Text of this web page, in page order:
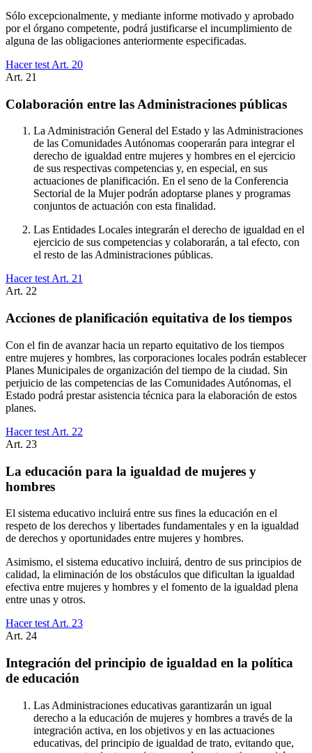
Sólo excepcionalmente, y mediante informe motivado y aprobado
por el órgano competente, podrá justificarse el incumplimiento de
alguna de las obligaciones anteriormente especificadas.
Hacer test Art. 20
Art. 21
Colaboración entre las Administraciones públicas
La Administración General del Estado y las Administraciones
de las Comunidades Autónomas cooperarán para integrar el
derecho de igualdad entre mujeres y hombres en el ejercicio
de sus respectivas competencias y, en especial, en sus
actuaciones de planificación. En el seno de la Conferencia
Sectorial de la Mujer podrán adoptarse planes y programas
conjuntos de actuación con esta finalidad.
Las Entidades Locales integrarán el derecho de igualdad en el
ejercicio de sus competencias y colaborarán, a tal efecto, con
el resto de las Administraciones públicas.
Hacer test Art. 21
Art. 22
Acciones de planificación equitativa de los tiempos
Con el fin de avanzar hacia un reparto equitativo de los tiempos
entre mujeres y hombres, las corporaciones locales podrán establecer
Planes Municipales de organización del tiempo de la ciudad. Sin
perjuicio de las competencias de las Comunidades Autónomas, el
Estado podrá prestar asistencia técnica para la elaboración de estos
planes.
Hacer test Art. 22
Art. 23
La educación para la igualdad de mujeres y
hombres
El sistema educativo incluirá entre sus fines la educación en el
respeto de los derechos y libertades fundamentales y en la igualdad
de derechos y oportunidades entre mujeres y hombres.
Asimismo, el sistema educativo incluirá, dentro de sus principios de
calidad, la eliminación de los obstáculos que dificultan la igualdad
efectiva entre mujeres y hombres y el fomento de la igualdad plena
entre unas y otros.
Hacer test Art. 23
Art. 24
Integración del principio de igualdad en la política
de educación
Las Administraciones educativas garantizarán un igual
derecho a la educación de mujeres y hombres a través de la
integración activa, en los objetivos y en las actuaciones
educativas, del principio de igualdad de trato, evitando que,